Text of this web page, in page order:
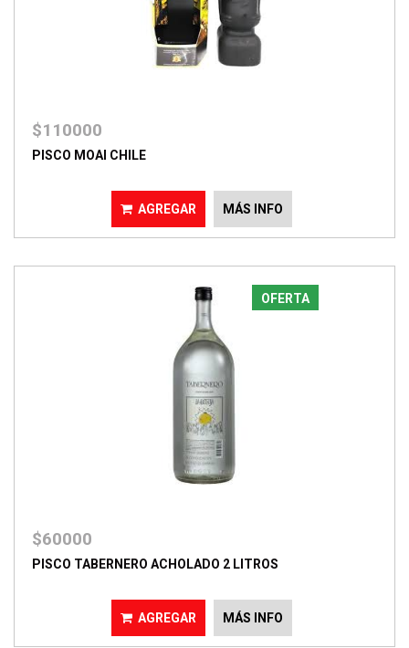
$110000
PISCO MOAI CHILE
AGREGAR MÁS INFO
OFERTA
$60000
PISCO TABERNERO ACHOLADO 2 LITROS
AGREGAR MÁS INFO